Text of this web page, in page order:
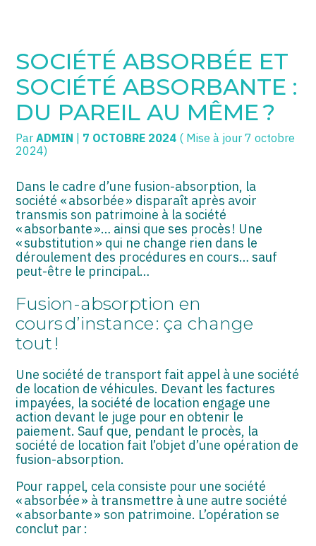
SOGECC – Noisy
SOGECC – République
SOGECC – Turbigo
COMMERÇANTS
GROUPE
SCI / LMNP
HOLDING
PARTICULIERS
EXPATRIÉ NON RÉSIDANT
ASSOCIATIONS
START-UP
SECTEUR AUDIOVISUEL
Gérer votre quotidien
Piloter votre entreprise
Développer votre entreprise
Être prêt pour la facturation
électronique
SOCIÉTÉ ABSORBÉE ET
SOCIÉTÉ ABSORBANTE :
DU PAREIL AU MÊME ?
ParADMIN 7 OCTOBRE 2024 ( Mise à jour 7 octobre
2024)
Dans le cadre d’une fusion-absorption, la
société « absorbée » disparaît après avoir
transmis son patrimoine à la société
« absorbante »… ainsi que ses procès ! Une
« substitution » qui ne change rien dans le
déroulement des procédures en cours… sauf
peut-être le principal…
Fusion-absorption en
cours d’instance : ça change
tout !
Une société de transport fait appel à une société
de location de véhicules. Devant les factures
impayées, la société de location engage une
action devant le juge pour en obtenir le
paiement. Sauf que, pendant le procès, la
société de location fait l’objet d’une opération de
fusion-absorption.
Pour rappel, cela consiste pour une société
« absorbée » à transmettre à une autre société
« absorbante » son patrimoine. L’opération se
conclut par :